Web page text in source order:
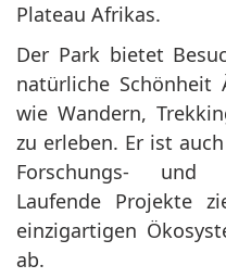
Plateau Afrikas.
Der Park bietet
natürliche
wie Wandern,
zu erleben. Er ist
Forschungs- und
Laufende Projekte
einzigartigen
ab.